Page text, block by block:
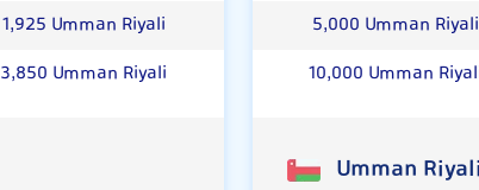
1,925 Umman Riyali
3,850 Umman Riyali
5,000 Umman Riyali
10,000 Umman
Umman Riyali